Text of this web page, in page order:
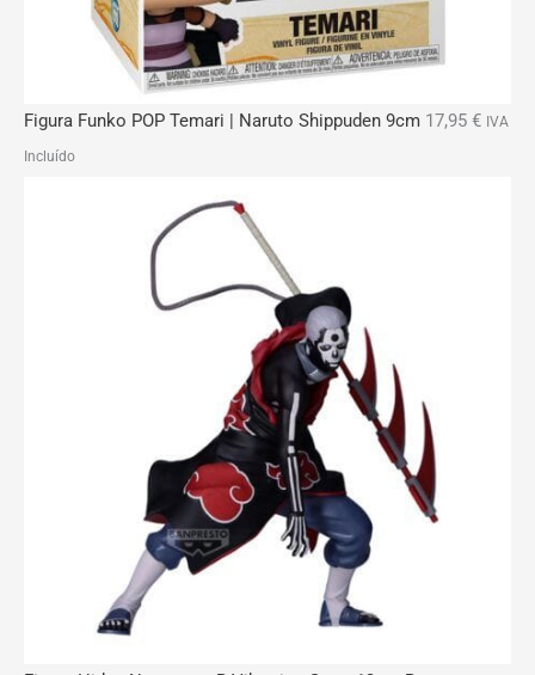
Figura Funko POP Temari | Naruto Shippuden 9cm 17,95 € IVA
Incluído